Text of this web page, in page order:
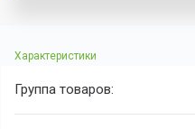
Характеристики
Группа товаров: